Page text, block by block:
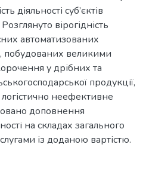
діяльності суб’єктів
вірогідність
автоматизованих
побудованих великими
у дрібних та
продукції,
неефективне
доповнення
на складах загального
із доданою вартістю.